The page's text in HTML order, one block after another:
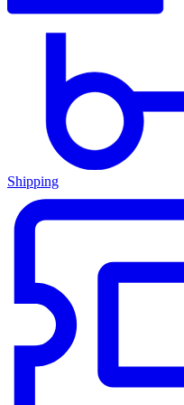
Shipping